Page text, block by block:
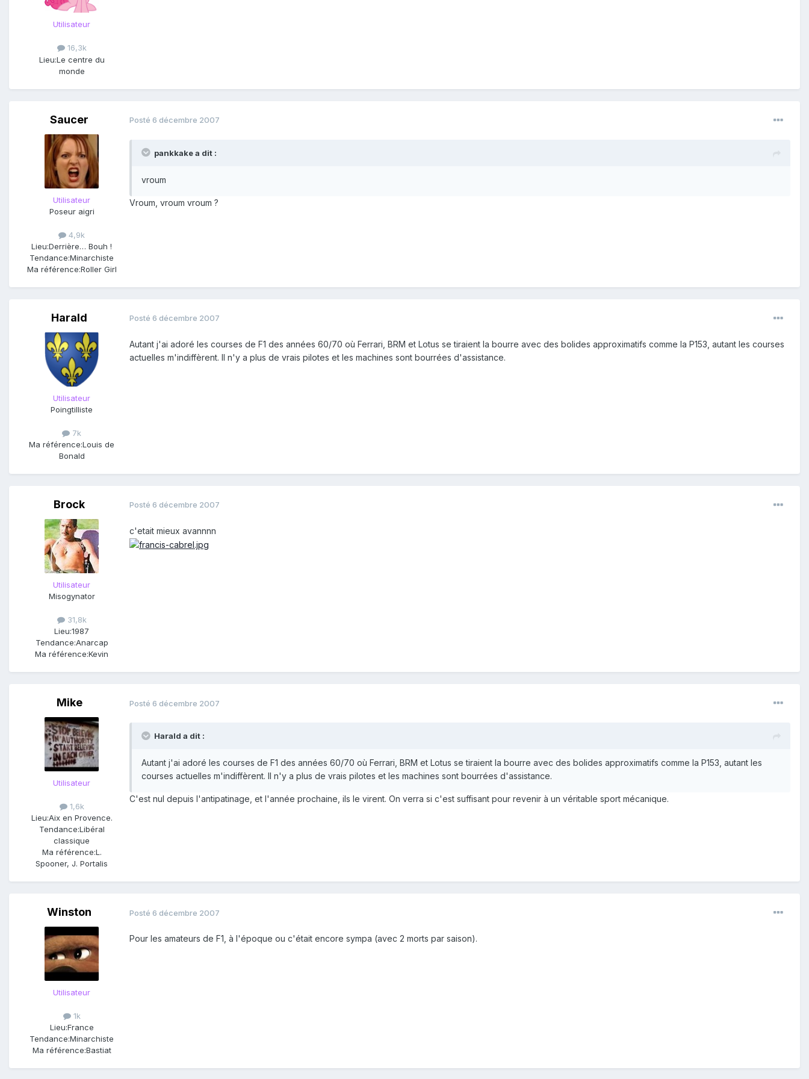
Utilisateur
16,3k
Lieu:Le centre du
monde
Saucer
Utilisateur
Poseur aigri
4,9k
Lieu:Derrière… Bouh !
Tendance:Minarchiste
Ma référence:Roller Girl
Posté 6 décembre 2007
pankkake a dit :
vroum
Vroum, vroum vroum ?
Harald
Utilisateur
Poingtilliste
7k
Ma référence:Louis de
Bonald
Posté 6 décembre 2007
Autant j'ai adoré les courses de F1 des années 60/70 où Ferrari, BRM et Lotus se tiraient la bourre avec des bolides approximatifs comme la P153, autant les courses
actuelles m'indiffèrent. Il n'y a plus de vrais pilotes et les machines sont bourrées d'assistance.
Brock
Utilisateur
Misogynator
31,8k
Lieu:1987
Tendance:Anarcap
Ma référence:Kevin
Posté 6 décembre 2007
c'etait mieux avannnn
Mike
Utilisateur
1,6k
Lieu:Aix en Provence.
Tendance:Libéral
classique
Ma référence:L.
Spooner, J. Portalis
Posté 6 décembre 2007
Harald a dit :
Autant j'ai adoré les courses de F1 des années 60/70 où Ferrari, BRM et Lotus se tiraient la bourre avec des bolides approximatifs comme la P153, autant les
courses actuelles m'indiffèrent. Il n'y a plus de vrais pilotes et les machines sont bourrées d'assistance.
C'est nul depuis l'antipatinage, et l'année prochaine, ils le virent. On verra si c'est suffisant pour revenir à un véritable sport mécanique.
Winston
Utilisateur
1k
Lieu:France
Tendance:Minarchiste
Ma référence:Bastiat
Posté 6 décembre 2007
Pour les amateurs de F1, à l'époque ou c'était encore sympa (avec 2 morts par saison).